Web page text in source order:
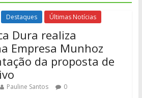
Destaques Últimas Notícias
Dura realiza
Empresa Munhoz
da proposta de
Pauline Santos 0